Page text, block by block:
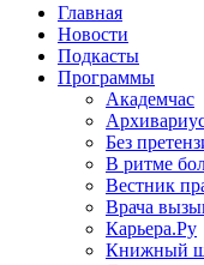
Главная
Новости
Подкасты
Программы
Академчас
Без
В ритме
Вестник
Врача
Карьера.Ру
Книжный